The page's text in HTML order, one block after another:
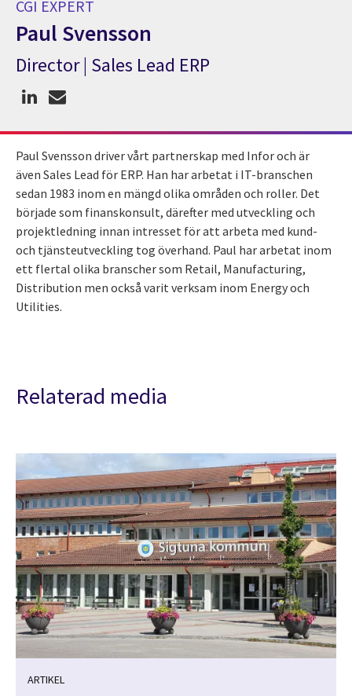
CGI EXPERT
Paul Svensson
CGI Expert Paul Svensson
Director | Sales Lead ERP
Paul Svensson driver vårt partnerskap med Infor och är
även Sales Lead för ERP. Han har arbetat i IT-branschen
sedan 1983 inom en mängd olika områden och roller. Det
började som finanskonsult, därefter med utveckling och
projektledning innan intresset för att arbeta med kund-
och tjänsteutveckling tog överhand. Paul har arbetat inom
ett flertal olika branscher som Retail, Manufacturing,
Distribution men också varit verksam inom Energy och
Utilities.
Relaterad media
ARTIKEL